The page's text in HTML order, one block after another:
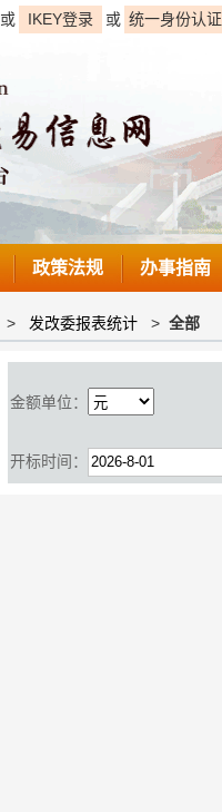
或 IKEY登录 或 统一身份认
政策法规 办事指南
> 发改委报表统计 > 全部
金额单位：
开标时间：